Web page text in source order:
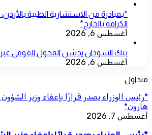
*بمبادرة من الاستشارية الطبية
الكرامة بالخارج*
أغسطس 6, 2026
بنك السودان يدشن المحول القومي
أغسطس 6, 2026
متداول
*رئيس الوزراء يصدر قرارًا بإعفاء وزير الشؤون
هارون*
أغسطس 7, 2026